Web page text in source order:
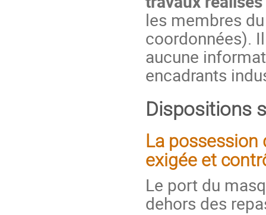
les membres
coordonnées).
aucune
encadrants
Dispositions
La possession
exigée et
Le port du
dehors des